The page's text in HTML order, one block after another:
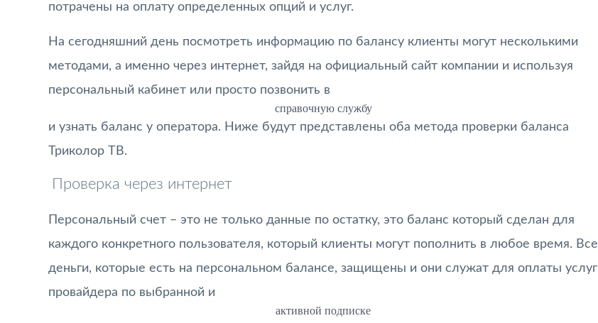
потрачены на оплату определенных опций и услуг.
На сегодняшний день посмотреть информацию по балансу клиенты могут несколькими
методами, а именно через интернет, зайдя на официальный сайт компании и используя
персональный кабинет или просто позвонить в
справочную службу
и узнать баланс у оператора. Ниже будут представлены оба метода проверки баланса
Триколор ТВ.
Проверка через интернет
Персональный счет – это не только данные по остатку, это баланс который сделан для
каждого конкретного пользователя, который клиенты могут пополнить в любое время. Все
деньги, которые есть на персональном балансе, защищены и они служат для оплаты услуг
провайдера по выбранной и
активной подписке